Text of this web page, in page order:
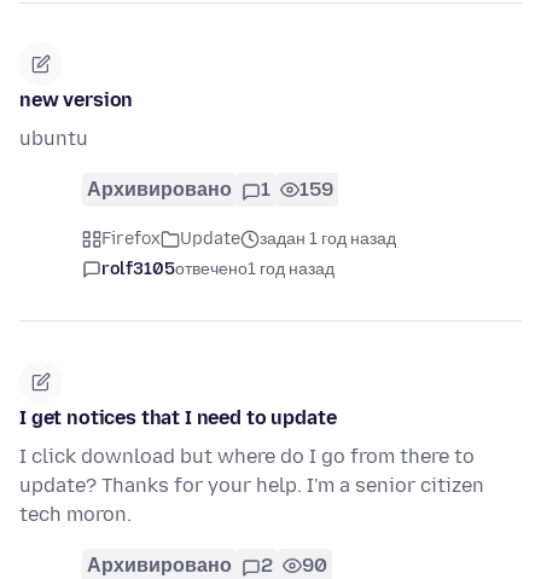
new version
ubuntu
Архивировано 1 159
Firefox Update
задан 1 год назад
rolf3105отвечено1 год назад
I get notices that I need to update
I click download but where do I go from there to
update? Thanks for your help. I'm a senior citizen
tech moron.
Архивировано 2 90